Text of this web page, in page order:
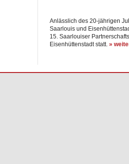
Anlässlich des 20-jährigen
Saarlouis und
15. Saarlouiser
Eisenhüttenstadt statt. »